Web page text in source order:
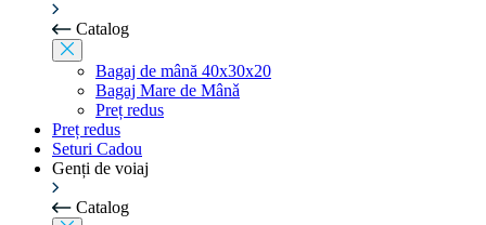
Catalog
Bagaj de mână 40x30x20
Bagaj Mare de Mânǎ
Preț redus
Preț redus
Seturi Cadou
Genți de voiaj
Catalog